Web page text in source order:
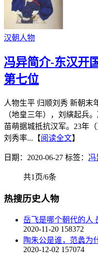
汉朝人物
冯异简介-东汉开
第七位
人物生平 归顺刘秀 新朝末
（地皇三年），刘縯起兵
苗萌据城抵抗汉军。23年
刘秀率...【阅读全文】
日期：2020-06-27 标签： 冯
共1页/6条
热搜历史人物
岳飞是哪个朝代的人
2020-11-20 158372
陶朱公是谁，范蠡为
2020-12-02 157074